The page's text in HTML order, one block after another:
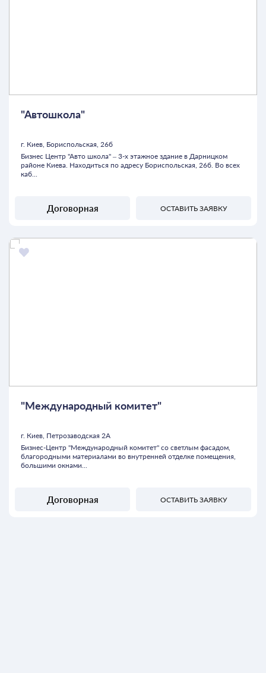
"Автошкола"
г. Киев, Бориспольская, 26б
Бизнес Центр "Авто школа" – 3-х этажное здание в Дарницком
районе Киева. Находиться по адресу Бориспольская, 26б. Во всех
каб...
Договорная ОСТАВИТЬ ЗАЯВКУ
"Международный комитет"
г. Киев, Петрозаводская 2А
Бизнес-Центр "Международный комитет" со светлым фасадом,
благородными материалами во внутренней отделке помещения,
большими окнами...
Договорная ОСТАВИТЬ ЗАЯВКУ